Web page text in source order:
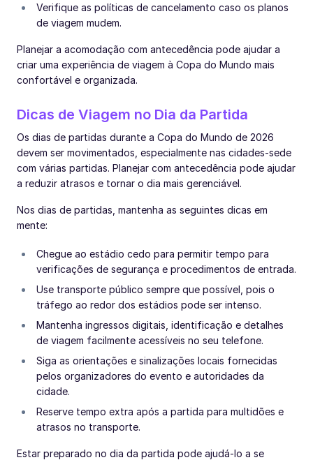
Verifique as políticas de cancelamento caso os planos
de viagem mudem.
Planejar a acomodação com antecedência pode ajudar a
criar uma experiência de viagem à Copa do Mundo mais
confortável e organizada.
Dicas de Viagem no Dia da Partida
Os dias de partidas durante a Copa do Mundo de 2026
devem ser movimentados, especialmente nas cidades-sede
com várias partidas. Planejar com antecedência pode ajudar
a reduzir atrasos e tornar o dia mais gerenciável.
Nos dias de partidas, mantenha as seguintes dicas em
mente:
Chegue ao estádio cedo para permitir tempo para
verificações de segurança e procedimentos de entrada.
Use transporte público sempre que possível, pois o
tráfego ao redor dos estádios pode ser intenso.
Mantenha ingressos digitais, identificação e detalhes
de viagem facilmente acessíveis no seu telefone.
Siga as orientações e sinalizações locais fornecidas
pelos organizadores do evento e autoridades da
cidade.
Reserve tempo extra após a partida para multidões e
atrasos no transporte.
Estar preparado no dia da partida pode ajudá-lo a se